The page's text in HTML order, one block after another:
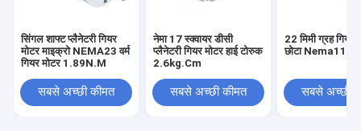
सिंगल शाफ्ट प्लैनेटरी गियर
मोटर माइक्रो NEMA23 वर्म
गियर मोटर 1.89N.M
सबसे अच्छी कीमत
नेमा 17 स्क्वायर डीसी
प्लैनेटरी गियर मोटर हाई टोरुक
2.6kg.Cm
सबसे अच्छी कीमत
22 मिमी ग्रह गियर
छोटा Nema11
सबसे अच्छी